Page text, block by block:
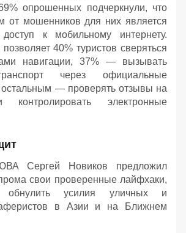
опрошенных подчеркнули, что
от мошенников для них является
к мобильному интернету.
40% туристов сверяться
навигации, 37% — вызывать
через официальные
— проверять отзывы на
электронные
Сергей Новиков предложил
свои проверенные лайфхаки,
обнулить усилия уличных и
в Азии и на Ближнем